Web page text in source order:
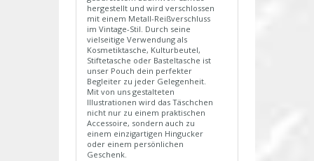
hergestellt und wird verschlossen
mit einem Metall-Reißverschluss
im Vintage-Stil. Durch seine
vielseitige Verwendung als
Kosmetiktasche, Kulturbeutel,
Stiftetasche oder Basteltasche ist
unser Pouch dein perfekter
Begleiter zu jeder Gelegenheit.
Mit von uns gestalteten
Illustrationen wird das Täschchen
nicht nur zu einem praktischen
Accessoire, sondern auch zu
einem einzigartigen Hingucker
oder einem persönlichen
Geschenk.